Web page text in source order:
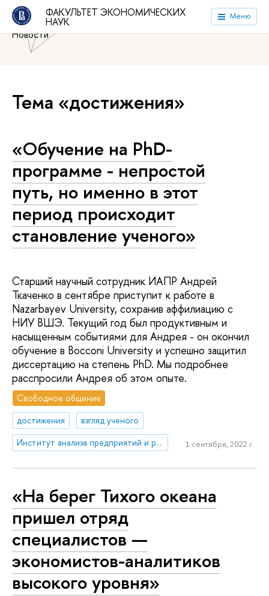
ФАКУЛЬТЕТ ЭКОНОМИЧЕСКИХ
НАУК Меню
Национальный исследовательский университет «Высшая
школа экономики»
Факультет экономических наук
Новости
Тема «достижения»
«Обучение на PhD-
программе - непростой
путь, но именно в этот
период происходит
становление ученого»
Старший научный сотрудник ИАПР Андрей
Ткаченко в сентябре приступит к работе в
Nazarbayev University, сохранив аффилиацию с
НИУ ВШЭ. Текущий год был продуктивным и
насыщенным событиями для Андрея - он окончил
обучение в Bocconi University и успешно защитил
диссертацию на степень PhD. Мы подробнее
расспросили Андрея об этом опыте.
Свободное общение
достижения
взгляд ученого
Институт анализа предприятий и рынков
1 сентября, 2022 г.
«На берег Тихого океана
пришел отряд
специалистов —
экономистов-аналитиков
высокого уровня»